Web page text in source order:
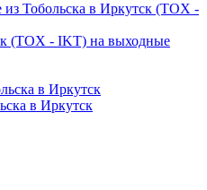
Тобольска в Иркутск (TOX -
(TOX - IKT) на выходные
в Иркутск
в Иркутск